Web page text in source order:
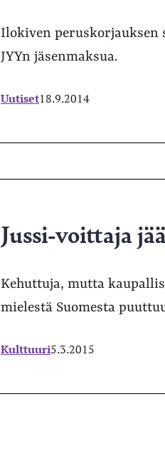
Ilokiven peruskorjauksen
JYYn jäsenmaksua.
Uutiset18.9.2014
Jussi-voittaja
Kehuttuja, mutta
mielestä Suomesta
Kulttuuri5.3.2015